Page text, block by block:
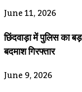
June 11, 2026
छिंदवाड़ा में पुलिस का
बदमाश गिरफ्तार
June 9, 2026